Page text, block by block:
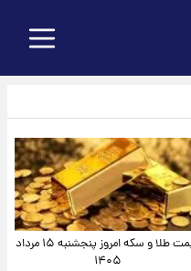
قیمت طلا و سکه امروز پنجشنبه ۱۵ مرداد
۱۴۰۵